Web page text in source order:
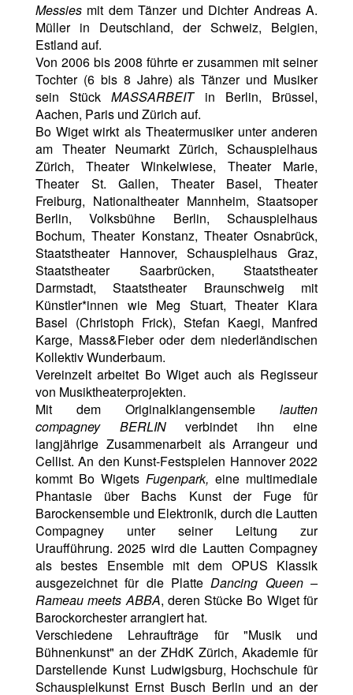
Messies mit dem Tänzer und Dichter Andreas A.
Müller in Deutschland, der Schweiz, Belgien,
Estland auf.
Von 2006 bis 2008 führte er zusammen mit seiner
Tochter (6 bis 8 Jahre) als Tänzer und Musiker
sein StückMASSARBEITin Berlin, Brüssel,
Aachen, Paris und Zürich auf.
Bo Wiget wirkt als Theatermusiker unter anderen
am Theater Neumarkt Zürich, Schauspielhaus
Zürich, Theater Winkelwiese, Theater Marie,
Theater St. Gallen, Theater Basel, Theater
Freiburg, Nationaltheater Mannheim, Staatsoper
Berlin, Volksbühne Berlin, Schauspielhaus
Bochum, Theater Konstanz, Theater Osnabrück,
Staatstheater Hannover, Schauspielhaus Graz,
Staatstheater Saarbrücken, Staatstheater
Darmstadt, Staatstheater Braunschweig mit
Künstler*innen wie Meg Stuart, Theater Klara
Basel (Christoph Frick), Stefan Kaegi, Manfred
Karge, Mass&Fieber oder dem niederländischen
Kollektiv Wunderbaum.
Vereinzelt arbeitet Bo Wiget auch als Regisseur
von Musiktheaterprojekten.
Mit dem Originalklangensemble lautten
compagney BERLIN verbindet ihn eine
langjährige Zusammenarbeit als Arrangeur und
Cellist.An den Kunst-Festspielen Hannover 2022
kommt Bo Wigets Fugenpark, eine multimediale
Phantasie über Bachs Kunst der Fuge für
Barockensemble und Elektronik, durch die Lautten
Compagney unter seiner Leitung zur
Uraufführung. 2025 wird die Lautten Compagney
als bestes Ensemble mit dem OPUS Klassik
ausgezeichnet für die PlatteDancing Queen –
Rameau meets ABBA, deren Stücke Bo Wiget für
Barockorchester arrangiert hat.
Verschiedene Lehraufträge für "Musik und
Bühnenkunst" an der ZHdK Zürich, Akademie für
Darstellende Kunst Ludwigsburg, Hochschule für
Schauspielkunst Ernst Busch Berlin und an der